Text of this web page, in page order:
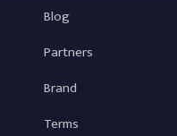
Blog
Partners
Brand
Terms